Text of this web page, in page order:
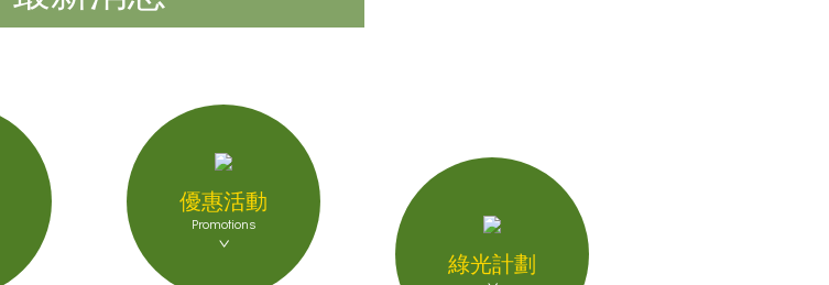
優惠活動
Promotions
綠光計劃